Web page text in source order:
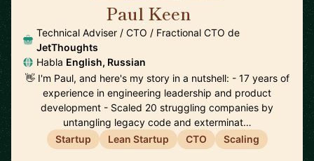
Paul Keen
Technical Adviser / CTO / Fractional CTO de
JetThoughts
Habla English, Russian
👋 I'm Paul, and here's my story in a nutshell: - 17 years of
experience in engineering leadership and product
development - Scaled 20 struggling companies by
untangling legacy code and exterminat…
Startup
Lean Startup CTO Scaling